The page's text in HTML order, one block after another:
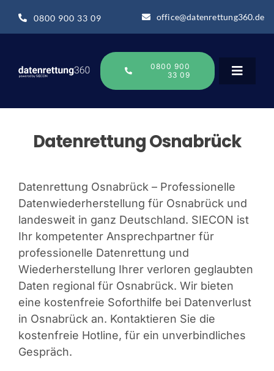
Inhalt
0800 900 33 09 office@datenrettung360.de
Toggle
Datenrettung-Wissen
Online Sofort Analyse
0800 900
33 09
Datenrettung Osnabrück
Datenrettung Osnabrück – Professionelle
Datenwiederherstellung für Osnabrück und
landesweit in ganz Deutschland. SIECON ist
Ihr kompetenter Ansprechpartner für
professionelle Datenrettung und
Wiederherstellung Ihrer verloren geglaubten
Daten regional für Osnabrück. Wir bieten
eine kostenfreie Soforthilfe bei Datenverlust
in Osnabrück an. Kontaktieren Sie die
kostenfreie Hotline, für ein unverbindliches
Gespräch.